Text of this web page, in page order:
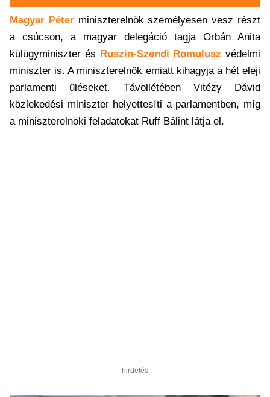
Magyar Péterminiszterelnök személyesen vesz részt
a csúcson, a magyar delegáció tagja Orbán Anita
külügyminiszter és Ruszin-Szendi Romulusz védelmi
miniszter is. A miniszterelnök emiatt kihagyja a hét eleji
parlamenti üléseket. Távollétében Vitézy Dávid
közlekedési miniszter helyettesíti a parlamentben, míg
a miniszterelnöki feladatokat Ruff Bálint látja el.
hirdetés